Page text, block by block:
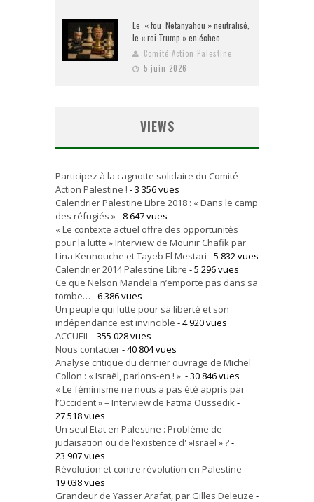
Le « fou Netanyahou » neutralisé,
le « roi Trump » en échec
Comité Action Palestine
5 juin 2026
VIEWS
Participez à la cagnotte solidaire du Comité
Action Palestine ! - 3 356 vues
Calendrier Palestine Libre 2018 : « Dans le camp
des réfugiés »- 8 647 vues
« Le contexte actuel offre des opportunités
pour la lutte » Interview de Mounir Chafik par
Lina Kennouche et Tayeb El Mestari - 5 832 vues
Calendrier 2014 Palestine Libre - 5 296 vues
Ce que Nelson Mandela n’emporte pas dans sa
tombe… - 6 386 vues
Un peuple qui lutte pour sa liberté et son
indépendance est invincible - 4 920 vues
ACCUEIL- 355 028 vues
Nous contacter- 40 804 vues
Analyse critique du dernier ouvrage de Michel
Collon : « Israël, parlons-en ! ». - 30 846 vues
« Le féminisme ne nous a pas été appris par
l’Occident » – Interview de Fatma Oussedik-
27 518 vues
Un seul Etat en Palestine : Problème de
judaïsation ou de l’existence d' »Israël » ?-
23 907 vues
Révolution et contre révolution en Palestine -
19 038 vues
Grandeur de Yasser Arafat, par Gilles Deleuze -